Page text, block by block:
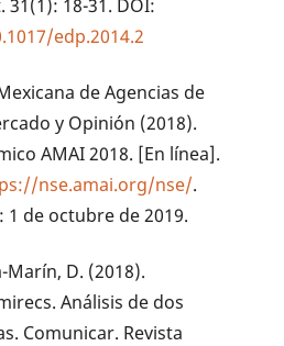
18-31. DOI:
edp.2014.2
de Agencias de
y Opinión (2018).
AMAI 2018. [En línea].
nse.amai.org/nse/.
1 de octubre de 2019.
Marín, D. (2018).
Análisis de dos
Comunicar. Revista